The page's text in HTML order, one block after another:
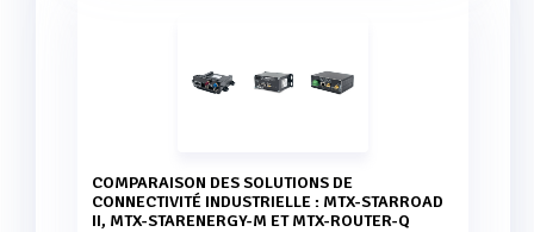
COMPARAISON DES SOLUTIONS DE
CONNECTIVITÉ INDUSTRIELLE : MTX-STARROAD
II, MTX-STARENERGY-M ET MTX-ROUTER-Q